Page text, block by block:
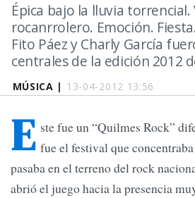
MÚSICA | 13-04-2012 13:56
Épica bajo la lluvia
rocanrrolero. Emoción.
Fito Páez y Charly García
centrales de la edición 2012
E ste fue un “Quilmes Rock”
fue el festival que
pasaba en el terreno del rock
abrió el juego hacia la presencia